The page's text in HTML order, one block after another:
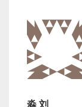
淼 刘